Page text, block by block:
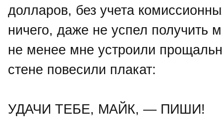
долларов, без учета
ничего, даже не успел получить
не менее мне устроили
стене повесили плакат:
УДАЧИ ТЕБЕ, МАЙК, — ПИШИ!